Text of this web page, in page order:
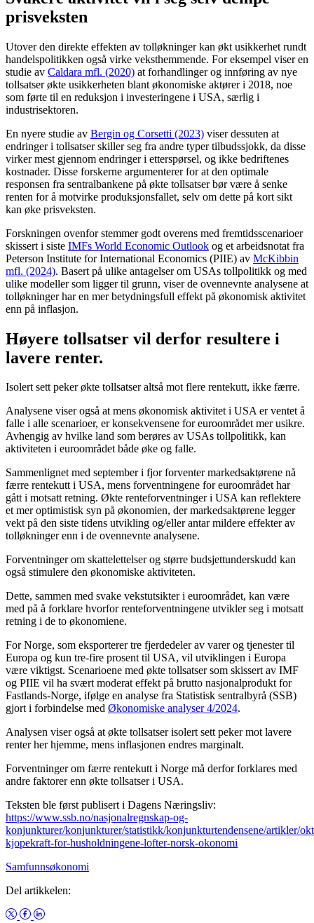
prisveksten
Utover den direkte effekten av tolløkninger kan økt usikkerhet rundt
handelspolitikken også virke veksthemmende. For eksempel viser en
studie av Caldara mfl. (2020) at forhandlinger og innføring av nye
tollsatser økte usikkerheten blant økonomiske aktører i 2018, noe
som førte til en reduksjon i investeringene i USA, særlig i
industrisektoren.
En nyere studie av Bergin og Corsetti (2023) viser dessuten at
endringer i tollsatser skiller seg fra andre typer tilbudssjokk, da disse
virker mest gjennom endringer i etterspørsel, og ikke bedriftenes
kostnader. Disse forskerne argumenterer for at den optimale
responsen fra sentralbankene på økte tollsatser bør være å senke
renten for å motvirke produksjonsfallet, selv om dette på kort sikt
kan øke prisveksten.
Forskningen ovenfor stemmer godt overens med fremtidsscenarioer
skissert i siste IMFs World Economic Outlook og et arbeidsnotat fra
Peterson Institute for International Economics (PIIE) av McKibbin
mfl. (2024). Basert på ulike antagelser om USAs tollpolitikk og med
ulike modeller som ligger til grunn, viser de ovennevnte analysene at
tolløkninger har en mer betydningsfull effekt på økonomisk aktivitet
enn på inflasjon.
Høyere tollsatser vil derfor resultere i
lavere renter.
Isolert sett peker økte tollsatser altså mot flere rentekutt, ikke færre.
Analysene viser også at mens økonomisk aktivitet i USA er ventet å
falle i alle scenarioer, er konsekvensene for euroområdet mer usikre.
Avhengig av hvilke land som berøres av USAs tollpolitikk, kan
aktiviteten i euroområdet både øke og falle.
Sammenlignet med september i fjor forventer markedsaktørene nå
færre rentekutt i USA, mens forventningene for euroområdet har
gått i motsatt retning. Økte renteforventninger i USA kan reflektere
et mer optimistisk syn på økonomien, der markedsaktørene legger
vekt på den siste tidens utvikling og/eller antar mildere effekter av
tolløkninger enn i de ovennevnte analysene.
Forventninger om skattelettelser og større budsjettunderskudd kan
også stimulere den økonomiske aktiviteten.
Dette, sammen med svake vekstutsikter i euroområdet, kan være
med på å forklare hvorfor renteforventningene utvikler seg i motsatt
retning i de to økonomiene.
For Norge, som eksporterer tre fjerdedeler av varer og tjenester til
Europa og kun tre-fire prosent til USA, vil utviklingen i Europa
være viktigst. Scenarioene med økte tollsatser som skissert av IMF
og PIIE vil ha svært moderat effekt på brutto nasjonalprodukt for
Fastlands-Norge, ifølge en analyse fra Statistisk sentralbyrå (SSB)
gjort i forbindelse med Økonomiske analyser 4/2024.
Analysen viser også at økte tollsatser isolert sett peker mot lavere
renter her hjemme, mens inflasjonen endres marginalt.
Forventninger om færre rentekutt i Norge må derfor forklares med
andre faktorer enn økte tollsatser i USA.
Teksten ble først publisert i Dagens Næringsliv:
https://www.ssb.no/nasjonalregnskap-og-
konjunkturer/konjunkturer/statistikk/konjunkturtendensene/artikler/
kjopekraft-for-husholdningene-lofter-norsk-okonomi
Samfunnsøkonomi
Del artikkelen: